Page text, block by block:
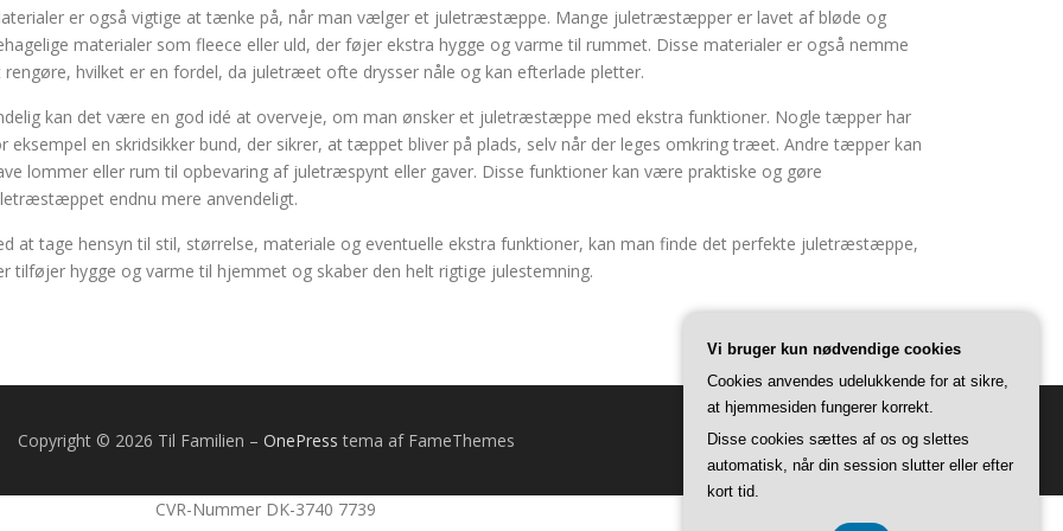
er også vigtige at tænke på, når man vælger et juletræstæppe. Mange juletræstæpper er lavet af bløde og
materialer som fleece eller uld, der føjer ekstra hygge og varme til rummet. Disse materialer er også nemme
rengøre, hvilket er en fordel, da juletræet ofte drysser nåle og kan efterlade pletter.
kan det være en god idé at overveje, om man ønsker et juletræstæppe med ekstra funktioner. Nogle tæpper har
eksempel en skridsikker bund, der sikrer, at tæppet bliver på plads, selv når der leges omkring træet. Andre tæpper kan
lommer eller rum til opbevaring af juletræspynt eller gaver. Disse funktioner kan være praktiske og gøre
endnu mere anvendeligt.
at tage hensyn til stil, størrelse, materiale og eventuelle ekstra funktioner, kan man finde det perfekte juletræstæppe,
tilføjer hygge og varme til hjemmet og skaber den helt rigtige julestemning.
Copyright © 2026 Til Familien – OnePress tema af FameThemes
CVR-Nummer DK-3740 7739
Vi bruger kun nødvendige cookies
Cookies anvendes udelukkende for at sikre,
at hjemmesiden fungerer korrekt.
Disse cookies sættes af os og slettes
automatisk, når din session slutter eller efter
kort tid.